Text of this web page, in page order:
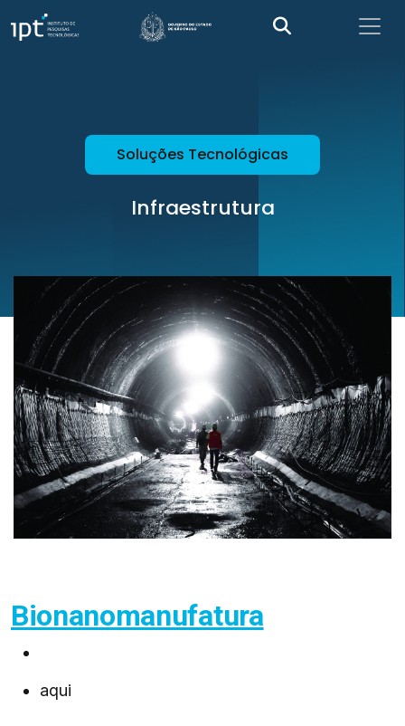
Soluções Tecnológicas
Infraestrutura
Bionanomanufatura
aqui